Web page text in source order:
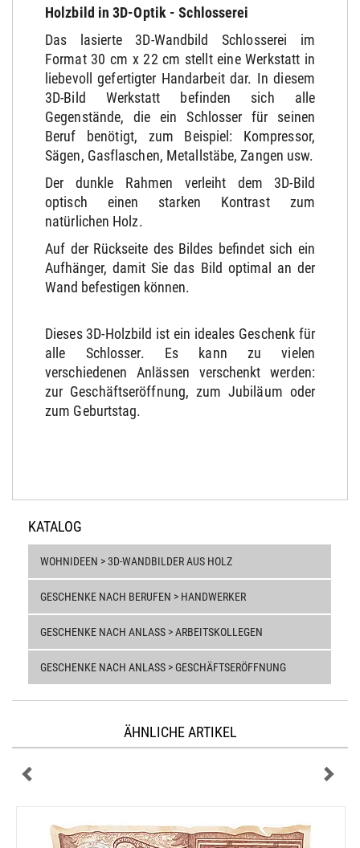
Holzbild in 3D-Optik - Schlosserei
Das lasierte 3D-Wandbild Schlosserei im
Format 30 cm x 22 cm stellt eine Werkstatt in
liebevoll gefertigter Handarbeit dar. In diesem
3D-Bild Werkstatt befinden sich alle
Gegenstände, die ein Schlosser für seinen
Beruf benötigt, zum Beispiel: Kompressor,
Sägen, Gasflaschen, Metallstäbe, Zangen usw.
Der dunkle Rahmen verleiht dem 3D-Bild
optisch einen starken Kontrast zum
natürlichen Holz.
Auf der Rückseite des Bildes befindet sich ein
Aufhänger, damit Sie das Bild optimal an der
Wand befestigen können.
Dieses 3D-Holzbild ist ein ideales Geschenk für
alle Schlosser. Es kann zu vielen
verschiedenen Anlässen verschenkt werden:
zur Geschäftseröffnung, zum Jubiläum oder
zum Geburtstag.
KATALOG
WOHNIDEEN > 3D-WANDBILDER AUS HOLZ
GESCHENKE NACH BERUFEN > HANDWERKER
GESCHENKE NACH ANLASS > ARBEITSKOLLEGEN
GESCHENKE NACH ANLASS > GESCHÄFTSERÖFFNUNG
ÄHNLICHE ARTIKEL